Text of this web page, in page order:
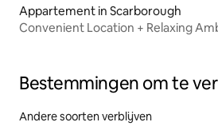
Appartement in Scarborough
Convenient Location + Relaxing
Bestemmingen om te
Andere soorten verblijven